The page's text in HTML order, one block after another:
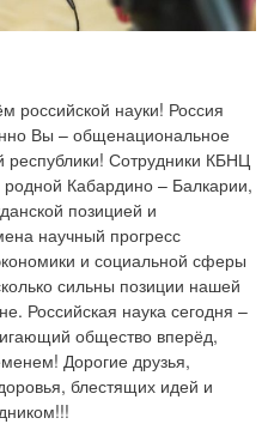
российской науки! Россия
Вы – общенациональное
Сотрудники КБНЦ
Кабардино – Балкарии,
позицией и
научный прогресс
и социальной сферы
сильны позиции нашей
Российская наука сегодня –
общество вперёд,
Дорогие друзья,
блестящих идей и